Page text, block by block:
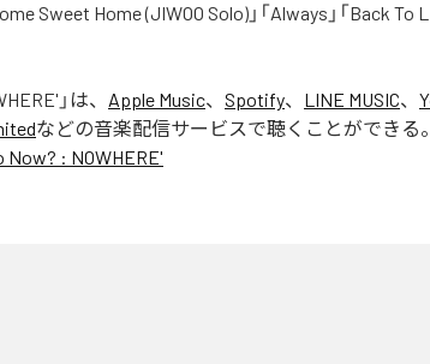
Sweet Home (JIWOO Solo)」「Always」「Back To
」は、 Apple Music、 Spotify、 LINE MUSIC、
などの音楽配信サービスで聴くことができる
Now? : NOWHERE'